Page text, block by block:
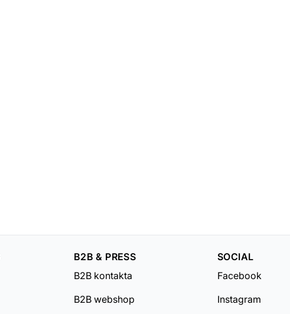
B2B & PRESS
B2B kontakta
B2B webshop
SOCIAL
Facebook
Instagram